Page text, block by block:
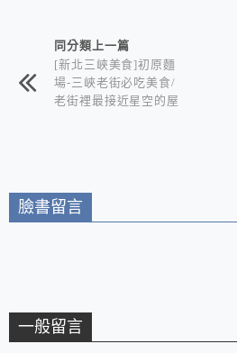
相連文章同分類上一篇
[新北三峽美食]初原麵
場-三峽老街必吃美食/
老街裡最接近星空的屋
臉書留言
一般留言